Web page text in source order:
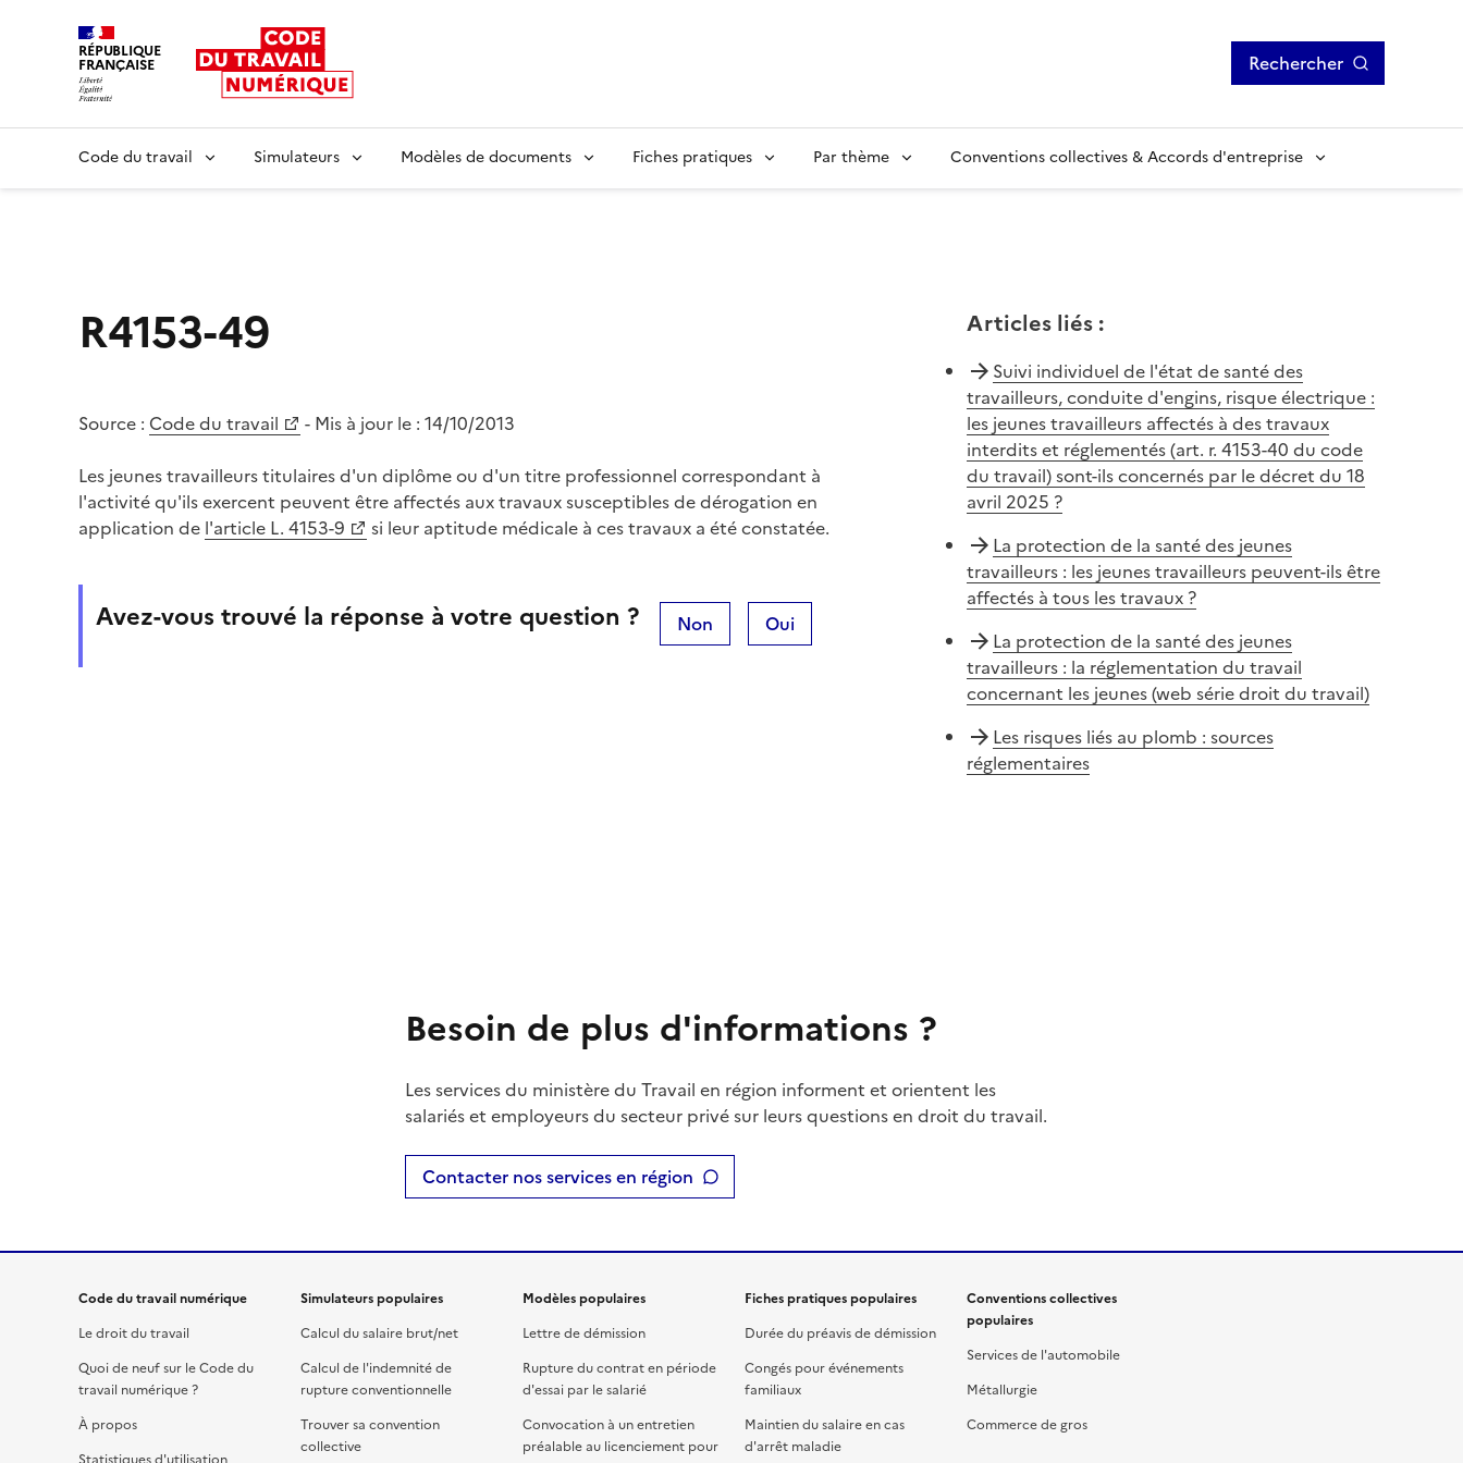
RÉPUBLIQUE
FRANÇAISE Rechercher
Code du travail Simulateurs Modèles de documents Fiches pratiques Par thème Conventions collectives & Accords d'entreprise
R4153-49
Source : Code du travail - Mis à jour le : 14/10/2013
Les jeunes travailleurs titulaires d'un diplôme ou d'un titre professionnel correspondant à
l'activité qu'ils exercent peuvent être affectés aux travaux susceptibles de dérogation en
application de l'article L. 4153-9 si leur aptitude médicale à ces travaux a été constatée.
Avez-vous trouvé la réponse à votre question ? Non Oui
Articles liés:
Suivi individuel de l'état de santé des
travailleurs, conduite d'engins, risque électrique :
les jeunes travailleurs affectés à des travaux
interdits et réglementés (art. r. 4153-40 du code
du travail) sont-ils concernés par le décret du 18
avril 2025 ?
La protection de la santé des jeunes
travailleurs : les jeunes travailleurs peuvent-ils être
affectés à tous les travaux ?
La protection de la santé des jeunes
travailleurs : la réglementation du travail
concernant les jeunes (web série droit du travail)
Les risques liés au plomb : sources
réglementaires
Besoin de plus d'informations ?
Les services du ministère du Travail en région informent et orientent les
salariés et employeurs du secteur privé sur leurs questions en droit du travail.
Contacter nos services en région
Code du travail numérique
Le droit du travail
Quoi de neuf sur le Code du
travail numérique ?
À propos
Simulateurs populaires
Calcul du salaire brut/net
Calcul de l'indemnité de
rupture conventionnelle
Trouver sa convention
collective
Modèles populaires
Lettre de démission
Rupture du contrat en période
d'essai par le salarié
Convocation à un entretien
préalable au licenciement pour
Fiches pratiques populaires
Durée du préavis de démission
Congés pour événements
familiaux
Maintien du salaire en cas
d'arrêt maladie
Conventions collectives
populaires
Services de l'automobile
Métallurgie
Commerce de gros